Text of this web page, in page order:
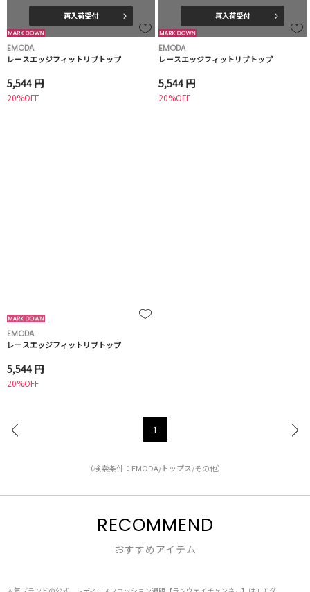
再入荷受付
EMODA
レースエッジフィットリブトップ
5,544 円
20%OFF
再入荷受付
EMODA
レースエッジフィットリブトップ
5,544 円
20%OFF
EMODA
レースエッジフィットリブトップ
5,544 円
20%OFF
1
（検索条件：EMODA/トップス/その他）
RECOMMEND
おすすめアイテム